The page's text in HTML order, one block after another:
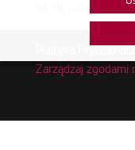
Zarządzaj zgodami